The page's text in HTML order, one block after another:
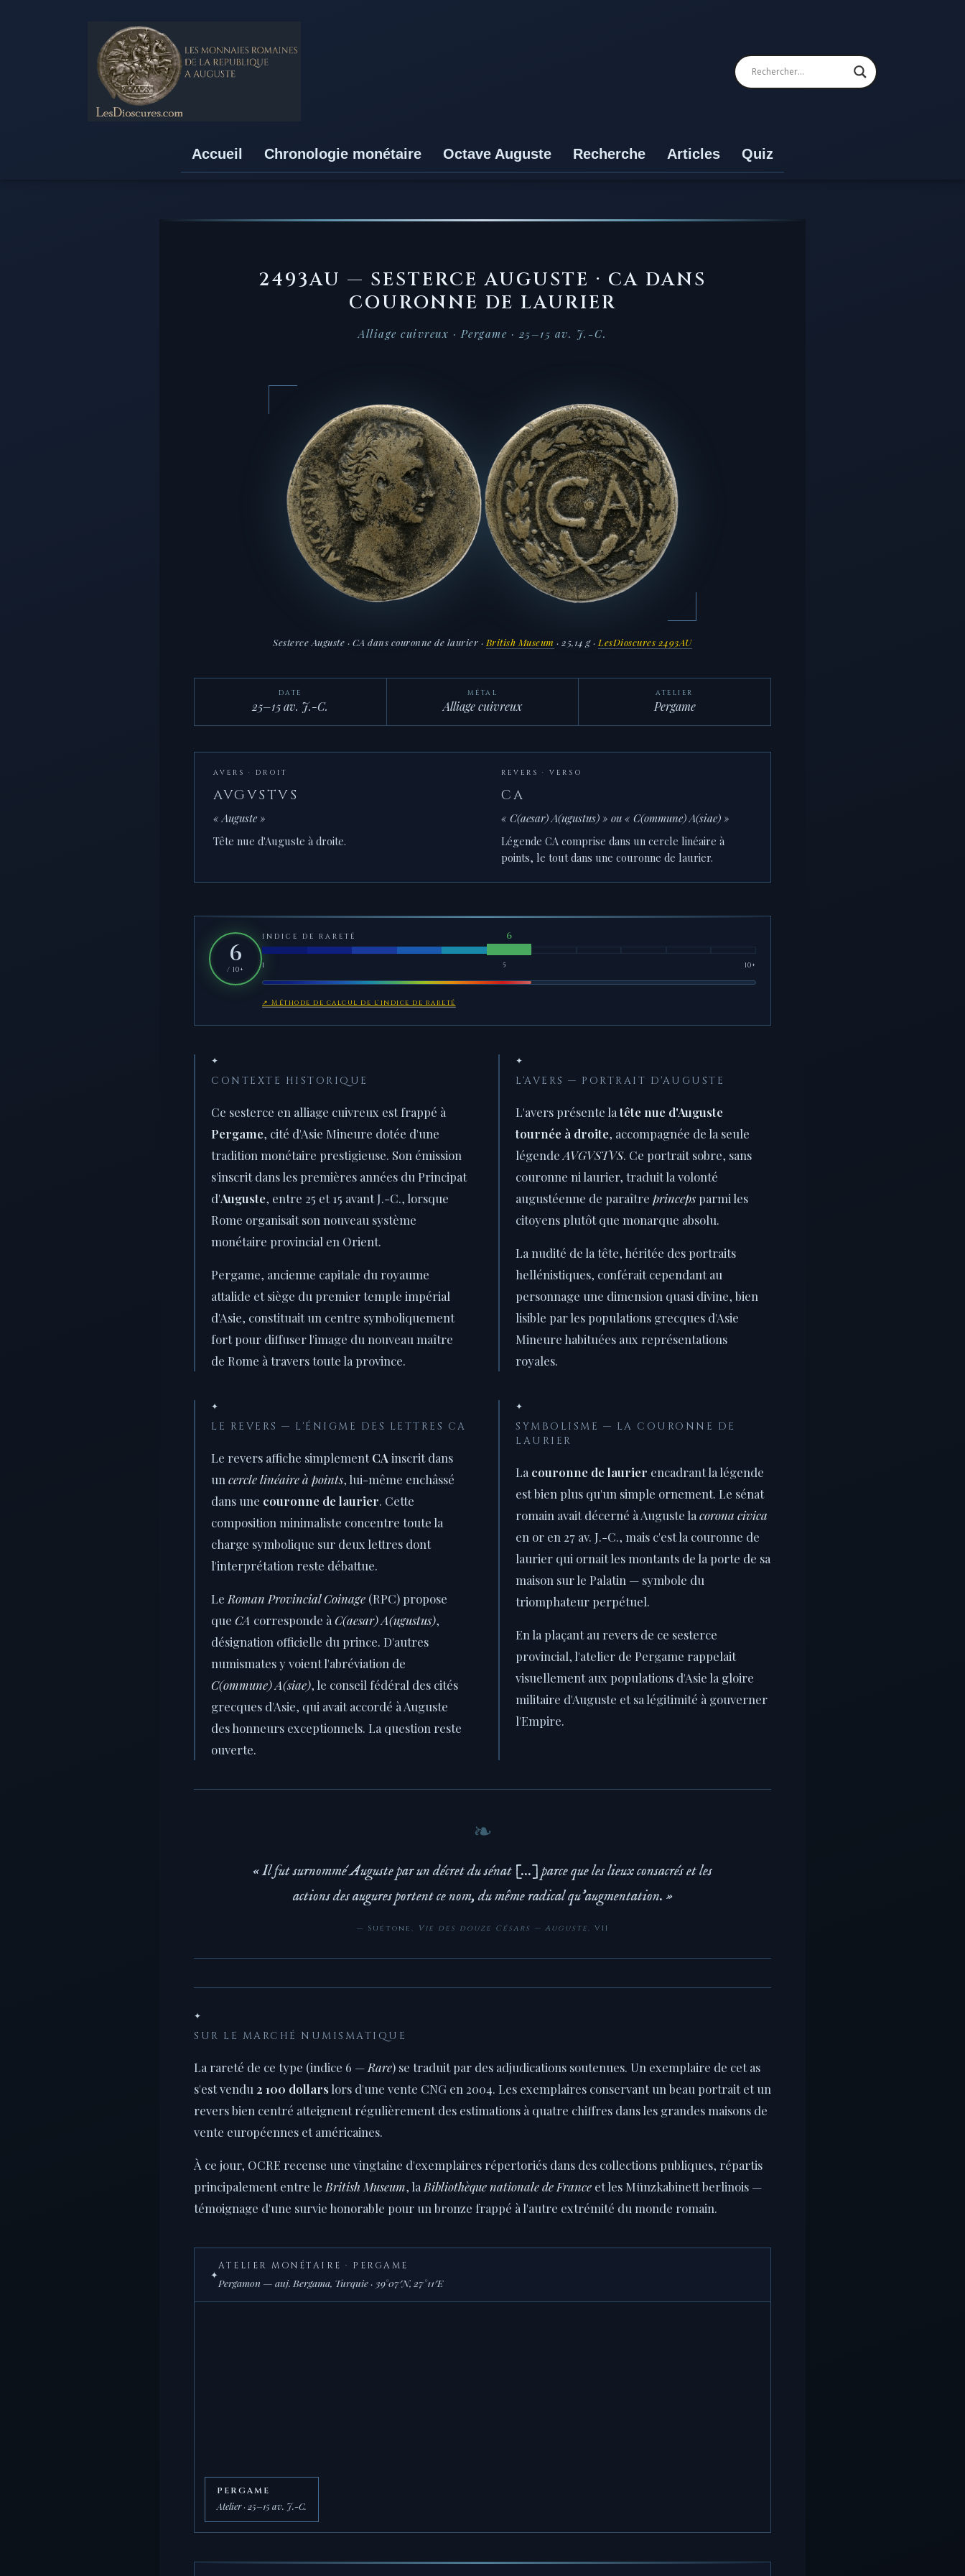
Accueil Chronologie monétaire Octave Auguste Recherche Articles Quiz
2493AU — SESTERCE AUGUSTE · CA DANS
COURONNE DE LAURIER
Alliage cuivreux · Pergame · 25–15 av. J.-C.
Sesterce Auguste · CA dans couronne de laurier · British Museum · 25,14 g · LesDioscures 2493AU
DATE
25–15 av. J.-C.
MÉTAL
Alliage cuivreux
ATELIER
Pergame
AVERS · DROIT
AVGVSTVS
« Auguste »
Tête nue d'Auguste à droite.
REVERS · VERSO
CA
« C(aesar) A(ugustus) » ou « C(ommune) A(siae) »
Légende CA comprise dans un cercle linéaire à
points, le tout dans une couronne de laurier.
6
/ 10+
INDICE DE RARETÉ
1 5 10+
↗ Méthode de calcul de l'indice de rareté
✦
CONTEXTE HISTORIQUE
Ce sesterce en alliage cuivreux est frappé à
Pergame, cité d'Asie Mineure dotée d'une
tradition monétaire prestigieuse. Son émission
s'inscrit dans les premières années du Principat
d'Auguste, entre 25 et 15 avant J.-C., lorsque
Rome organisait son nouveau système
monétaire provincial en Orient.
Pergame, ancienne capitale du royaume
attalide et siège du premier temple impérial
d'Asie, constituait un centre symboliquement
fort pour diffuser l'image du nouveau maître
de Rome à travers toute la province.
✦
L'AVERS — PORTRAIT D'AUGUSTE
L'avers présente latête nue d'Auguste
tournée à droite, accompagnée de la seule
légende AVGVSTVS. Ce portrait sobre, sans
couronne ni laurier, traduit la volonté
augustéenne de paraître princeps parmi les
citoyens plutôt que monarque absolu.
La nudité de la tête, héritée des portraits
hellénistiques, conférait cependant au
personnage une dimension quasi divine, bien
lisible par les populations grecques d'Asie
Mineure habituées aux représentations
royales.
✦
LE REVERS — L'ÉNIGME DES LETTRES CA
Le revers affiche simplementCA inscrit dans
un cercle linéaire à points, lui-même enchâssé
dans une couronne de laurier. Cette
composition minimaliste concentre toute la
charge symbolique sur deux lettres dont
l'interprétation reste débattue.
Le Roman Provincial Coinage (RPC) propose
que CA corresponde à C(aesar) A(ugustus),
désignation officielle du prince. D'autres
numismates y voient l'abréviation de
C(ommune) A(siae), le conseil fédéral des cités
grecques d'Asie, qui avait accordé à Auguste
des honneurs exceptionnels. La question reste
ouverte.
✦
SYMBOLISME — LA COURONNE DE
LAURIER
La couronne de laurier encadrant la légende
est bien plus qu'un simple ornement. Le sénat
romain avait décerné à Auguste la corona civica
en or en 27 av. J.-C., mais c'est la couronne de
laurier qui ornait les montants de la porte de sa
maison sur le Palatin — symbole du
triomphateur perpétuel.
En la plaçant au revers de ce sesterce
provincial, l'atelier de Pergame rappelait
visuellement aux populations d'Asie la gloire
militaire d'Auguste et sa légitimité à gouverner
l'Empire.
« Il fut surnommé Auguste par un décret du sénat [...] parce que les lieux consacrés et les
actions des augures portent ce nom, du même radical qu'augmentation. »
— Suétone, Vie des douze Césars — Auguste, VII
✦
SUR LE MARCHÉ NUMISMATIQUE
La rareté de ce type (indice 6 — Rare) se traduit par des adjudications soutenues. Un exemplaire de cet as
s'est vendu 2 100 dollarslors d'une vente CNG en 2004. Les exemplaires conservant un beau portrait et un
revers bien centré atteignent régulièrement des estimations à quatre chiffres dans les grandes maisons de
vente européennes et américaines.
À ce jour, OCRE recense une vingtaine d'exemplaires répertoriés dans des collections publiques, répartis
principalement entre le British Museum, la Bibliothèque nationale de France et les Münzkabinett berlinois —
témoignage d'une survie honorable pour un bronze frappé à l'autre extrémité du monde romain.
✦
ATELIER MONÉTAIRE · PERGAME
Pergamon — auj. Bergama, Turquie · 39°07′N, 27°11′E
PERGAME
Atelier · 25–15 av. J.-C.